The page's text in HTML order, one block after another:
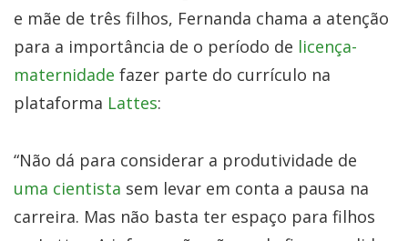
e mãe de três filhos, Fernanda chama a atenção
para a importância de o período de licença-
maternidade fazer parte do currículo na
plataforma Lattes:
“Não dá para considerar a produtividade de
uma cientista sem levar em conta a pausa na
carreira. Mas não basta ter espaço para filhos